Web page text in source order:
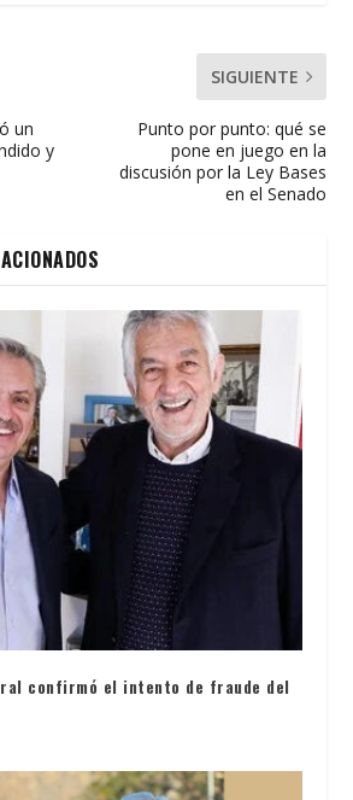
un
y
SIGUIENTE
Punto por punto: qué se
pone en juego en la
discusión por la Ley Bases
en el Senado
confirmó el intento de fraude del